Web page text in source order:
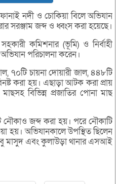
নদী ও চোকিয়া বিলে অভিযান
সরঞ্জাম জব্দ ও ধ্বংস করা হয়েছে।
কমিশনার (ভূমি) ও নির্বাহী
পরিচালনা করেন।
৭০টি চায়না দোয়ারী জাল, ৪৪৮টি
করা হয়। এছাড়া আটক করা প্রায়
বিভিন্ন প্রজাতির পোনা মাছ
জব্দ করা হয়। পরে নৌকাটি
হয়। অভিযানকালে উপস্থিত ছিলেন
মাসুদ এবং কুলাউড়া থানার এসআই